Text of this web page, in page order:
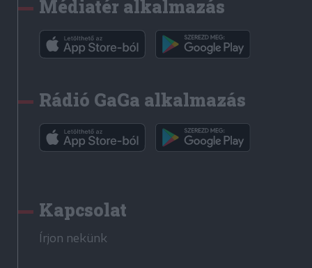
Médiatér alkalmazás
Rádió GaGa alkalmazás
Kapcsolat
Írjon nekünk